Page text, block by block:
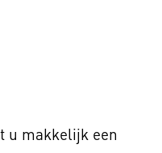
u makkelijk een